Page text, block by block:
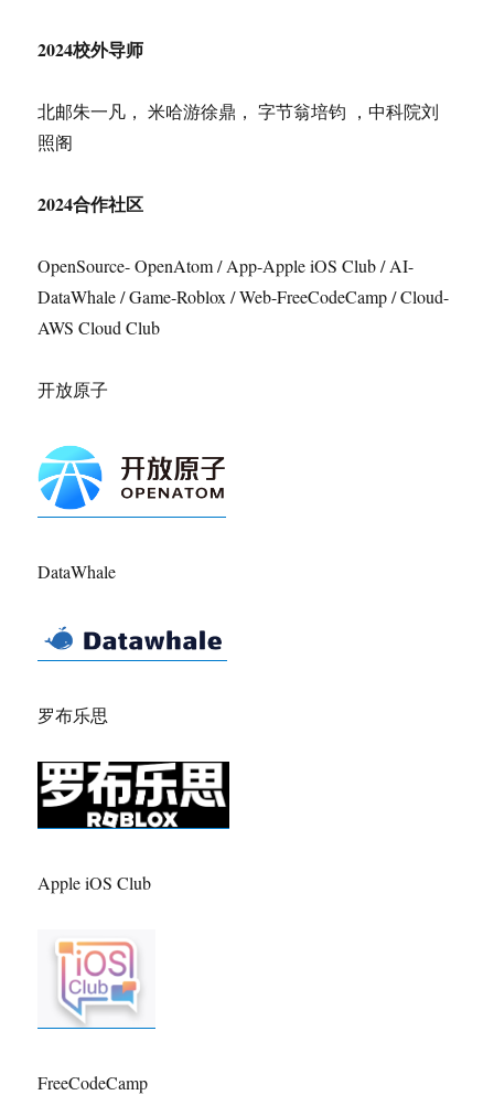
2024校外导师
北邮朱一凡， 米哈游徐鼎， 字节翁培钧 ，中科院刘
照阁
2024合作社区
OpenSource- OpenAtom / App-Apple iOS Club / AI-
DataWhale / Game-Roblox / Web-FreeCodeCamp / Cloud-
AWS Cloud Club
开放原子
DataWhale
罗布乐思
Apple iOS Club
FreeCodeCamp